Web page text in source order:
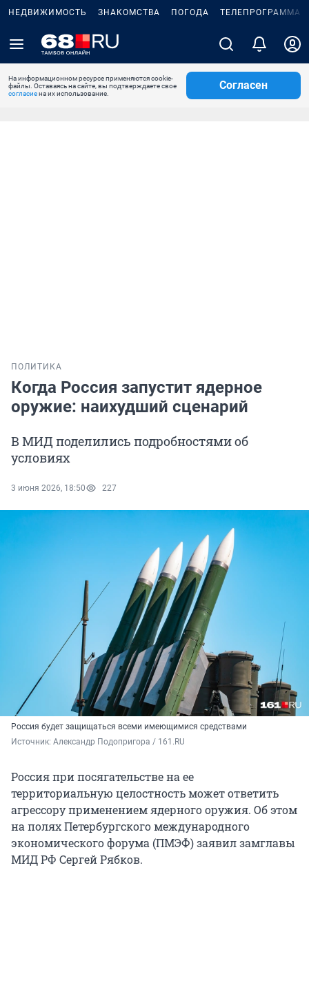
НЕДВИЖИМОСТЬ ЗНАКОМСТВА ПОГОДА ТЕЛЕПРОГРАММА
На информационном ресурсе применяются cookie-
файлы. Оставаясь на сайте, вы подтверждаете свое
согласиена их использование.
Согласен
ПОЛИТИКА
Когда Россия запустит ядерное
оружие: наихудший сценарий
В МИД поделились подробностями об
условиях
3 июня 2026, 18:50 227
Россия будет защищаться всеми имеющимися средствами
Источник: Александр Подопригора / 161.RU
Россия при посягательстве на ее
территориальную целостность может ответить
агрессору применением ядерного оружия. Об этом
на полях Петербургского международного
экономического форума (ПМЭФ) заявил замглавы
МИД РФ Сергей Рябков.